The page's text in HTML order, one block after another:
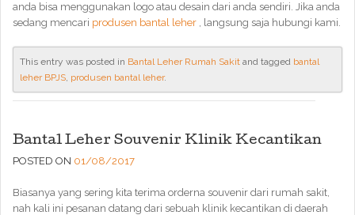
anda bisa menggunakan logo atau desain dari anda sendiri. Jika anda
sedang mencari produsen bantal leher , langsung saja hubungi kami.
This entry was posted in Bantal Leher Rumah Sakit and tagged bantal
leher BPJS, produsen bantal leher.
Bantal Leher Souvenir Klinik Kecantikan
POSTED ON 01/08/2017
Biasanya yang sering kita terima orderna souvenir dari rumah sakit,
nah kali ini pesanan datang dari sebuah klinik kecantikan di daerah